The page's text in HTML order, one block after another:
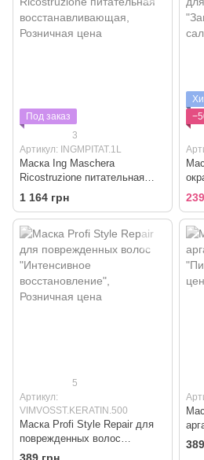
Под заказ
3
Артикул: INGMPITAT.1L
Маска Ing Maschera
Ricostruzione питательная
восстанавливающая
1 164 грн
5
Артикул:
VIMVOSST.KERATIN.500
Маска Profi Style Repair для
поврежденных волос
"Интенсивное
389 грн